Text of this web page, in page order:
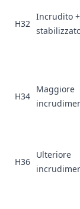
H32
Incrudito +
H34
Maggiore
H36
Ulteriore